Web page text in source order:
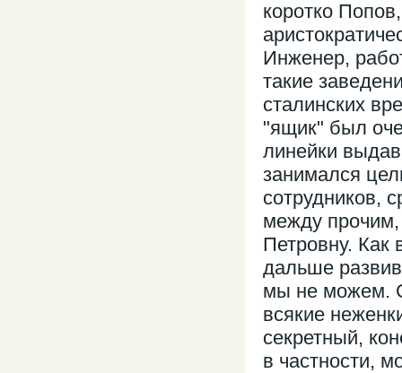
коротко
Инженер,
такие
сталинских
"ящик" был
линейки
занимался
сотрудников,
между
Петровну. Как
дальше
мы не можем.
всякие
секретный,
в частности,